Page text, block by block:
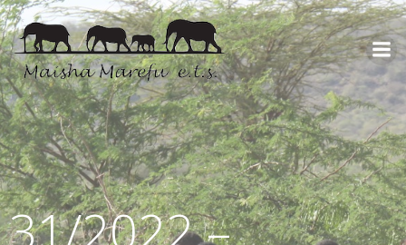
31/2022 –